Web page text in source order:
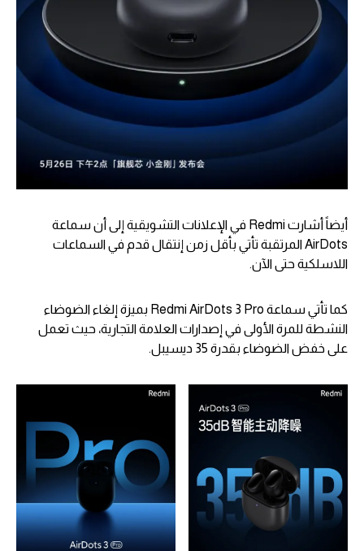
أيضاً أشارت Redmi في الإعلانات التشويقية إلى أن سماعة
AirDots المرتقبة تأتي بأقل زمن إنتقال قدم في السماعات
اللاسلكية حتى الآن.
كما تأتي سماعة Redmi AirDots 3 Pro بميزة إلغاء الضوضاء
النشطة للمرة الأولى في إصدارات العلامة التجارية، حيث تعمل
على خفض الضوضاء بقدرة 35 ديسيبل.